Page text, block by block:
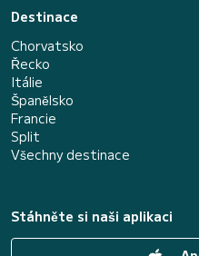
Destinace
Chorvatsko
Řecko
Itálie
Španělsko
Francie
Split
Všechny destinace
Stáhněte si naši aplikaci